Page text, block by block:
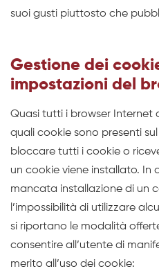
suoi gusti piuttosto che
Gestione dei
impostazioni del
Quasi tutti i browser Internet
quali cookie sono presenti
bloccare tutti i cookie o
un cookie viene installato. In
mancata installazione di un
l’impossibilità di utilizzare
si riportano le modalità
consentire all’utente di
merito all’uso dei cookie: